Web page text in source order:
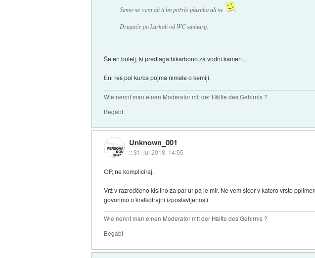
Samo ne vem ali ti bo požrlo plastiko ali ne .
Drugače pa karkoli od WC sanitarij.
Še en butelj, ki predlaga bikarbono za vodni kamen...
Eni res pol kurca pojma nimate o kemiji.
Wie nennt man einen Moderator mit der Hälfte des Gehirnis ?
Begabt
Unknown_001
::31. jul 2018, 14:55
OP, ne kompliciraj.
Vrž v razredčeno kislino za par ur pa je mir. Ne vem sicer v katero vrsto
govorimo o kratkotrajni izpostavljenosti.
Wie nennt man einen Moderator mit der Hälfte des Gehirnis ?
Begabt